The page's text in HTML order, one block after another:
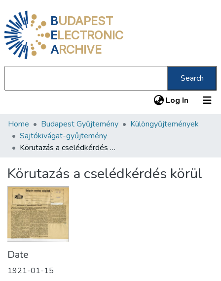
BUDAPEST
ELECTRONIC
ARCHIVE
Search
Log In (current)
Communities & Collections
All of DSpace
About us
Home Budapest Gyűjtemény
Különgyűjtemények
Sajtókivágat-gyűjtemény
Körutazás a cselédkérdés körül
Körutazás a cselédkérdés körül
Date
1921-01-15